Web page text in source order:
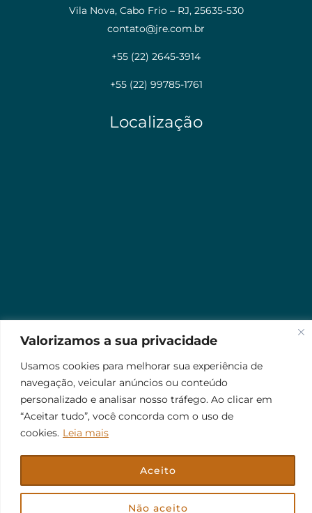
personalizado e analisar nosso tráfego. Ao clicar em
“Aceitar tudo”, você concorda com o uso de
Aceito
Vila Nova, Cabo Frio – RJ, 25635-530
contato@jre.com.br
+55 (22) 2645-3914
+55 (22) 99785-1761
Localização
© 2026 Jr Plus Automação Comercial e Residencial
CriaçãoCesarWeb
Fale Conosco